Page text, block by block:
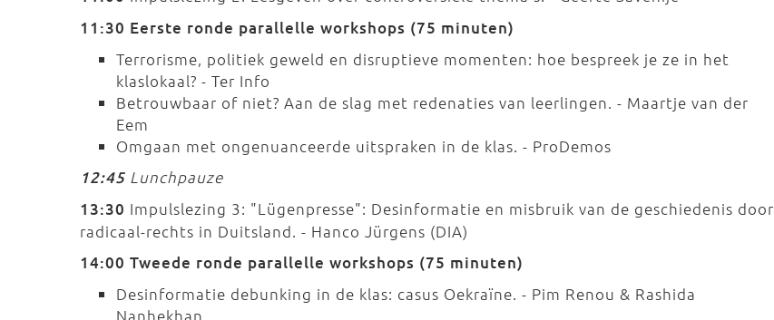
11:30 Eerste ronde parallelle workshops (75 minuten)
Terrorisme, politiek geweld en disruptieve momenten: hoe bespreek je ze in het
klaslokaal? - Ter Info
Betrouwbaar of niet? Aan de slag met redenaties van leerlingen. - Maartje van der
Eem
Omgaan met ongenuanceerde uitspraken in de klas. - ProDemos
12:45 Lunchpauze
13:30 Impulslezing 3: "Lügenpresse": Desinformatie en misbruik van de geschiedenis door
radicaal-rechts in Duitsland. - Hanco Jürgens (DIA)
14:00 Tweede ronde parallelle workshops (75 minuten)
Desinformatie debunking in de klas: casus Oekraïne. - Pim Renou & Rashida
Nanhekhan